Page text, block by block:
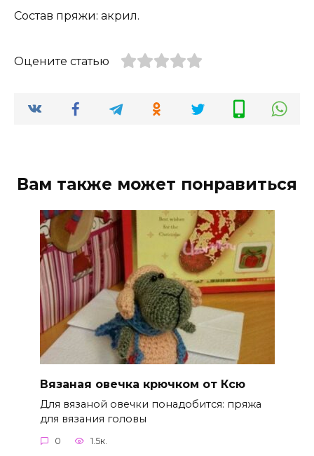
Состав пряжи: акрил.
Оцените статью
Вам также может понравиться
Вязаная овечка крючком от Ксю
Для вязаной овечки понадобится: пряжа
для вязания головы
0 1.5к.